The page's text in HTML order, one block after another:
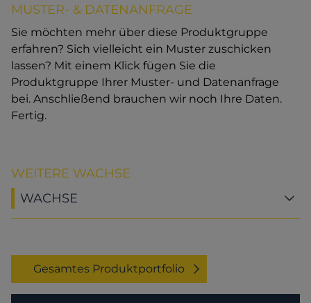
MUSTER- & DATENANFRAGE
Sie möchten mehr über diese Produktgruppe
erfahren? Sich vielleicht ein Muster zuschicken
lassen? Mit einem Klick fügen Sie die
Produktgruppe Ihrer Muster- und Datenanfrage
bei. Anschließend brauchen wir noch Ihre Daten.
Fertig.
WEITERE WACHSE
WACHSE
Gesamtes Produktportfolio